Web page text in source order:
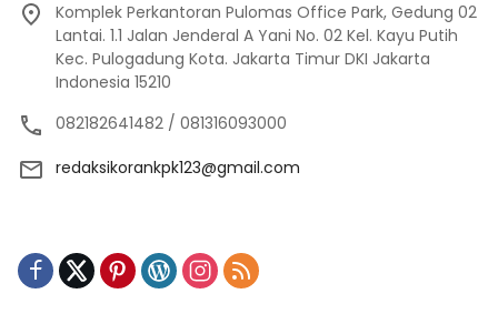
Komplek Perkantoran Pulomas Office Park, Gedung 02
Lantai. 1.1 Jalan Jenderal A Yani No. 02 Kel. Kayu Putih
Kec. Pulogadung Kota. Jakarta Timur DKI Jakarta
Indonesia 15210
082182641482 / 081316093000
redaksikorankpk123@gmail.com